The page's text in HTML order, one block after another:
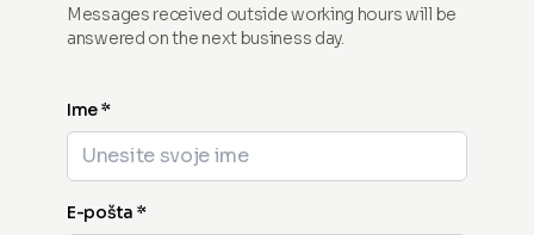
Messages received outside working hours will be
answered on the next business day.
Ime *
E-pošta *